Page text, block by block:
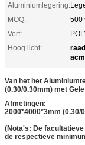
Aluminiumlegering:
MOQ:
500
Verf:
Hoog licht:
Van het het
(0.30/0.30mm) met
Afmetingen:
2000*4000*3mm (0.30/
(Nota's: De
de respectieve